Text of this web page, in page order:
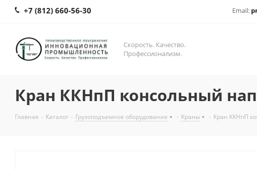
+7 (812) 660-56-30 Email:
Скорость. Качество.
Профессионализм.
Кран ККНпП консольный
Главная - Каталог - Грузоподъемное оборудование - Краны - Кран ККНпП